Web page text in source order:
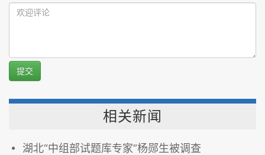
提交
相关新闻
湖北“中组部试题库专家”杨郧生被调查